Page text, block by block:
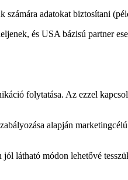
számára adatokat biztosítani
és USA bázisú partner
folytatása. Az ezzel
alapján
látható módon lehetővé